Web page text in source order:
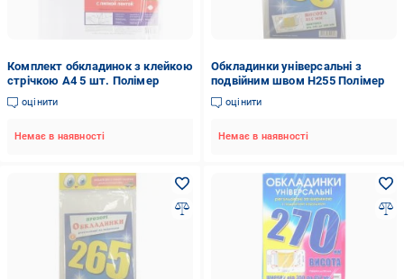
Комплект обкладинок з клейкою
стрічкою А4 5 шт. Полімер
оцінити
Немає в наявності
Обкладинки універсальні з
подвійним швом H255 Полімер
оцінити
Немає в наявності